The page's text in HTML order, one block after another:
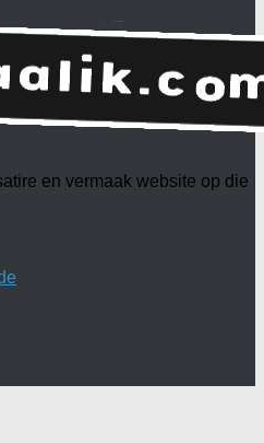
en vermaak website op die